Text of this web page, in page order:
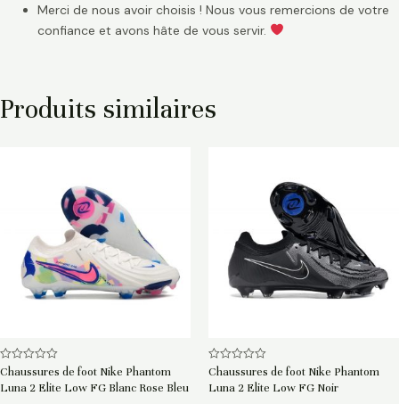
Merci de nous avoir choisis ! Nous vous remercions de votre
confiance et avons hâte de vous servir.
Produits similaires
Note
sur
Chaussures de foot Nike Phantom
Luna 2 Elite Low FG Blanc Rose Bleu
Note
sur
Chaussures de foot Nike Phantom
Luna 2 Elite Low FG Noir